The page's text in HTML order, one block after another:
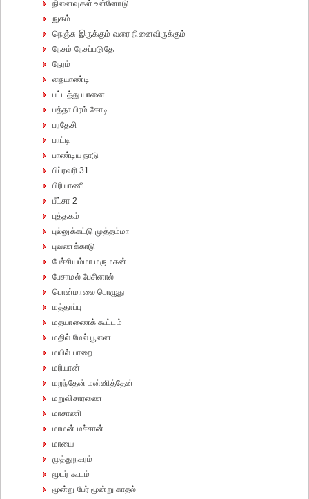
நினைவுகள் உன்னோடு
நுகம்
நெஞ்சு இருக்கும் வரை நினைவிருக்கும்
நேசம் நேசப்படுதே
நேரம்
நையாண்டி
பட்டத்து யானை
பத்தாயிரம் கோடி
பரதேசி
பாட்டி
பாண்டிய நாடு
பிப்ரவரி 31
பிரியாணி
பீட்சா 2
புத்தகம்
புல்லுக்கட்டு முத்தம்மா
புவணக்காடு
பேச்சியம்மா மருமகன்
பேசாமல் பேசினால்
பொன்மாலை பொழுது
மத்தாப்பு
மதயாணைக் கூட்டம்
மதில் மேல் பூனை
மயில் பாறை
மரியான்
மறந்தேன் மன்னித்தேன்
மறுவிசாரணை
மாசாணி
மாமன் மச்சான்
மாயை
முத்துநகரம்
மூடர் கூடம்
மூன்று பேர் மூன்று காதல்